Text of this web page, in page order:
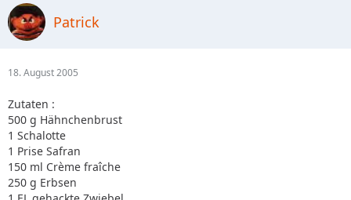
Patrick
18. August 2005
Zutaten :
500 g Hähnchenbrust
1 Schalotte
1 Prise Safran
150 ml Crème fraîche
250 g Erbsen